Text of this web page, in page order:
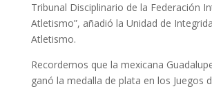
Tribunal Disciplinario de la Federación
Atletismo”, añadió la Unidad de
Atletismo.
Recordemos que la mexicana
ganó la medalla de plata en los Juegos